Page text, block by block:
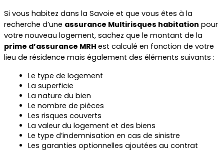
Si vous habitez dans la Savoie et que vous êtes à la
recherche d’une assurance Multirisques habitation pour
prime d’assurance MRH est calculé en fonction de votre
lieu de résidence mais également des éléments suivants :
Le type de logement
La superficie
La nature du bien
Le nombre de pièces
Les risques couverts
La valeur du logement et des biens
Le type d’indemnisation en cas de sinistre
Les garanties optionnelles ajoutées au contrat